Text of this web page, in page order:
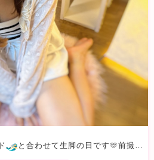
と合わせて生脚の日です🫶前撮影した衣装の写真を